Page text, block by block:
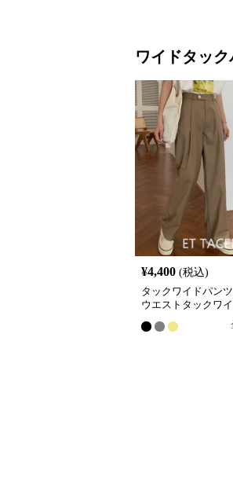
ワイドタック
¥4,400 (税込)
タックワイドパン
ウエストタックワ
ュアル